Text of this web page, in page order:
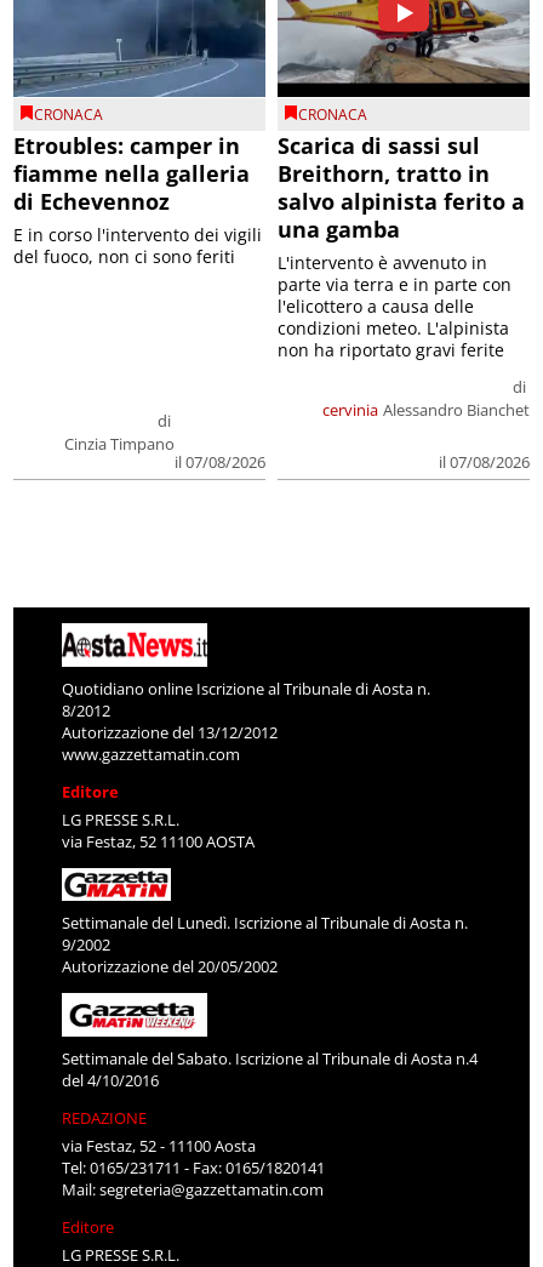
CRONACA
Etroubles: camper in
fiamme nella galleria
di Echevennoz
di
Cinzia Timpano
il 07/08/2026
E in corso l'intervento dei vigili
del fuoco, non ci sono feriti
CRONACA
Scarica di sassi sul
Breithorn, tratto in
salvo alpinista ferito a
una gamba
cervinia
di
Alessandro Bianchet
il 07/08/2026
L'intervento è avvenuto in
parte via terra e in parte con
l'elicottero a causa delle
condizioni meteo. L'alpinista
non ha riportato gravi ferite
Quotidiano online Iscrizione al Tribunale di Aosta n.
8/2012
Autorizzazione del 13/12/2012
www.gazzettamatin.com
Editore
LG PRESSE S.R.L.
via Festaz, 52 11100 AOSTA
Settimanale del Lunedì. Iscrizione al Tribunale di Aosta n.
9/2002
Autorizzazione del 20/05/2002
Settimanale del Sabato. Iscrizione al Tribunale di Aosta n.4
del 4/10/2016
REDAZIONE
via Festaz, 52 - 11100 Aosta
Tel: 0165/231711 - Fax: 0165/1820141
Mail:segreteria@gazzettamatin.com
Editore
LG PRESSE S.R.L.